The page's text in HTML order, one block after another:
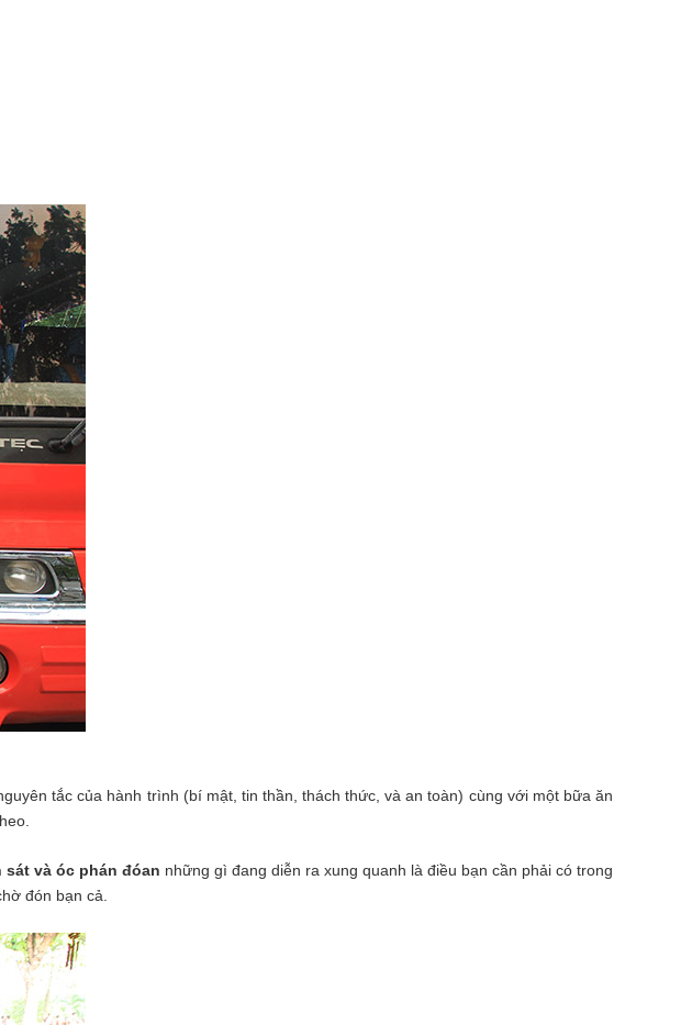
tắc của hành trình (bí mật, tin thần, thách thức, và an toàn) cùng với một bữa ăn
sát và óc phán đóan những gì đang diễn ra xung quanh là điều bạn cần phải có trong
đón bạn cả.